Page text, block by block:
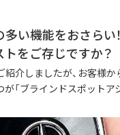
い機能をおさらい
をご存じですか？
紹介しましたが、お客様
「ブラインドスポットア